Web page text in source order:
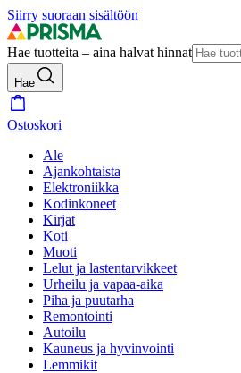
Siirry suoraan sisältöön
Hae tuotteita – aina halvat hinnat
Hae
Ostoskori
Ale
Ajankohtaista
Elektroniikka
Kodinkoneet
Kirjat
Koti
Muoti
Lelut ja lastentarvikkeet
Urheilu ja vapaa-aika
Piha ja puutarha
Remontointi
Autoilu
Kauneus ja hyvinvointi
Lemmikit